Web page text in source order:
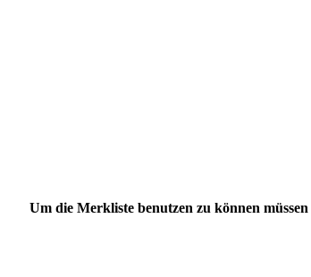
Um die Merkliste benutzen zu können müssen